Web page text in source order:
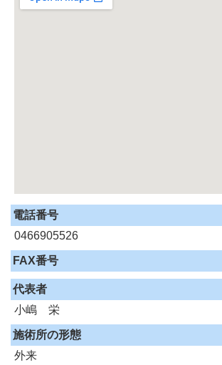
電話番号
0466905526
FAX番号
代表者
小嶋 栄
施術所の形態
外来